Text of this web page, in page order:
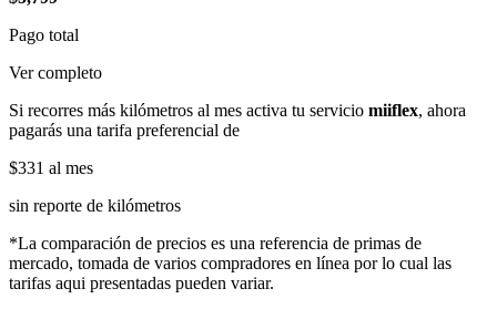
Pago total
Ver completo
Si recorres más kilómetros al mes activa tu servicio miiflex, ahora
pagarás una tarifa preferencial de
$331 al mes
sin reporte de kilómetros
*La comparación de precios es una referencia de primas de
mercado, tomada de varios compradores en línea por lo cual las
tarifas aqui presentadas pueden variar.